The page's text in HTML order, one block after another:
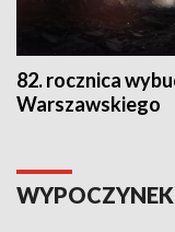
82. rocznica
Warszawskiego